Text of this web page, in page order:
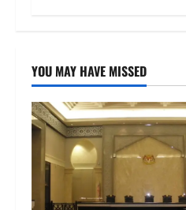
YOU MAY HAVE MISSED